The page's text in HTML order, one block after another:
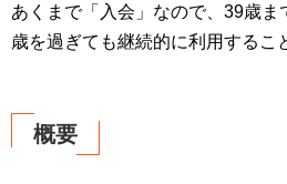
あくまで「入会」なので、39歳
歳を過ぎても継続的に利用するこ
概要